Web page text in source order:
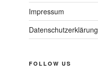
Impressum
Datenschutzerklärung
FOLLOW US